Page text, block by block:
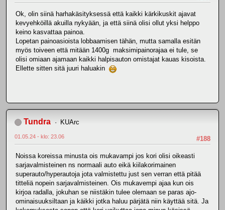
Ok, olin siinä harhakäsityksessä että kaikki kärkikuskit ajavat
kevyehköillä akuilla nykyään, ja että siinä olisi ollut yksi helppo
keino kasvattaa painoa.
Lopetan painoasioista lobbaamisen tähän, mutta samalla esitän
myös toiveen että mitään 1400g maksimipainorajaa ei tule, se
olisi omiaan ajamaan kaikki halpisauton omistajat kauas kisoista.
Ellette sitten sitä juuri haluakin
Tundra KUArc
#188
01.05.24 - klo: 23.06
Noissa koreissa minusta ois mukavampi jos kori olisi oikeasti
sarjavalmisteinen ns normaali auto eikä kiilakorimainen
superauto/hyperautoja jota valmistettu just sen verran että pitää
titteliä nopein sarjavalmisteinen. Ois mukavempi ajaa kun ois
kirjoa radalla, jokuhan se niistäkin tulee olemaan se paras ajo-
ominaisuuksiltaan ja käikki jotka haluu pärjätä niin käyttää sitä. Ja